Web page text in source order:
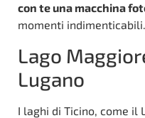
con te una macchina
momenti indimenticabili.
Lago
Lugano
I laghi di Ticino, come il